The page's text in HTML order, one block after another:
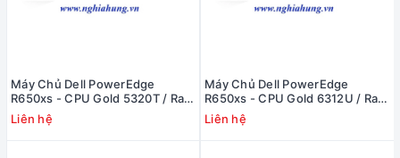
Máy Chủ Dell PowerEdge
R650xs - CPU Gold 5320T / Ram
16GB / Raid H345 / 2x PS
Liên hệ
Máy Chủ Dell PowerEdge
R650xs - CPU Gold 6312U / Ram
16GB / Raid H345 / 2x PS
Liên hệ